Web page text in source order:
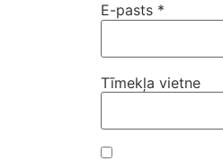
E-pasts *
Tīmekļa vietne